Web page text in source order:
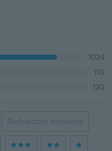
1024
110
120
Najbardziej pomocne